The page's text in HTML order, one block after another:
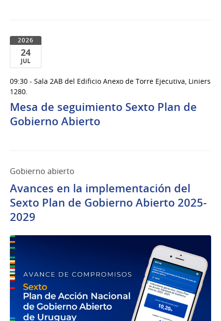
2026
24
JUL
de
Jul
del
2026
09:30 - Sala 2AB del Edificio Anexo de Torre Ejecutiva, Liniers
1280.
Mesa de seguimiento Sexto Plan de
Gobierno Abierto
Gobierno abierto
Avances en la implementación del
Sexto Plan de Gobierno Abierto 2025-
2029